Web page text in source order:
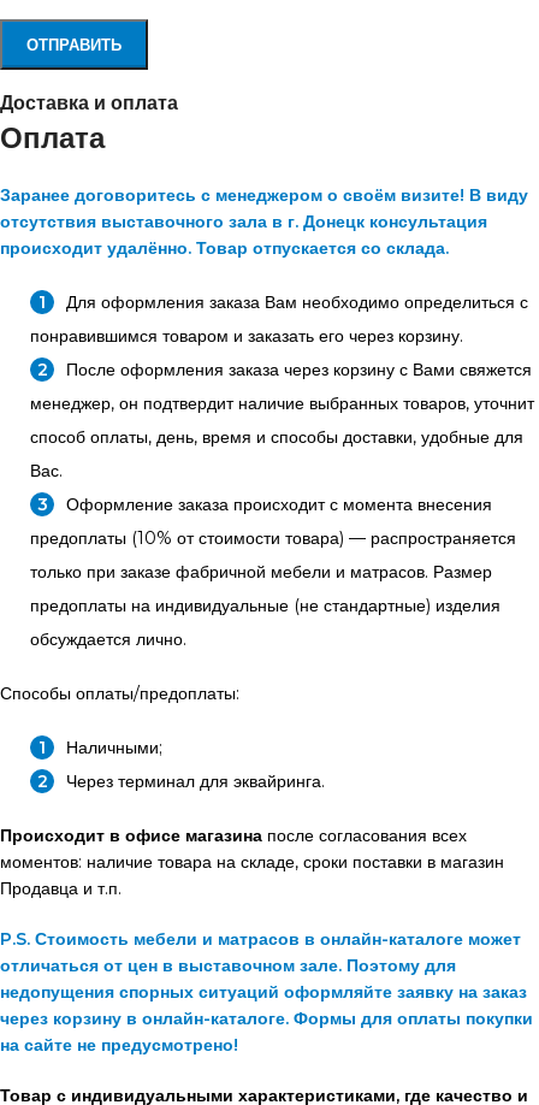
Доставка и оплата
Оплата
Заранее договоритесь с менеджером о своём визите! В виду
отсутствия выставочного зала в г. Донецк консультация
происходит удалённо. Товар отпускается со склада.
Для оформления заказа Вам необходимо определиться с
понравившимся товаром и заказать его через корзину.
После оформления заказа через корзину с Вами свяжется
менеджер, он подтвердит наличие выбранных товаров, уточнит
способ оплаты, день, время и способы доставки, удобные для
Вас.
Оформление заказа происходит с момента внесения
предоплаты (10% от стоимости товара) — распространяется
только при заказе фабричной мебели и матрасов. Размер
предоплаты на индивидуальные (не стандартные) изделия
обсуждается лично.
Способы оплаты/предоплаты:
Наличными;
Через терминал для эквайринга.
Происходит в офисе магазина после согласования всех
моментов: наличие товара на складе, сроки поставки в магазин
Продавца и т.п.
P.S. Стоимость мебели и матрасов в онлайн-каталоге может
отличаться от цен в выставочном зале. Поэтому для
недопущения спорных ситуаций оформляйте заявку на заказ
через корзину в онлайн-каталоге. Формы для оплаты покупки
на сайте не предусмотрено!
Товар с индивидуальными характеристиками, где качество и